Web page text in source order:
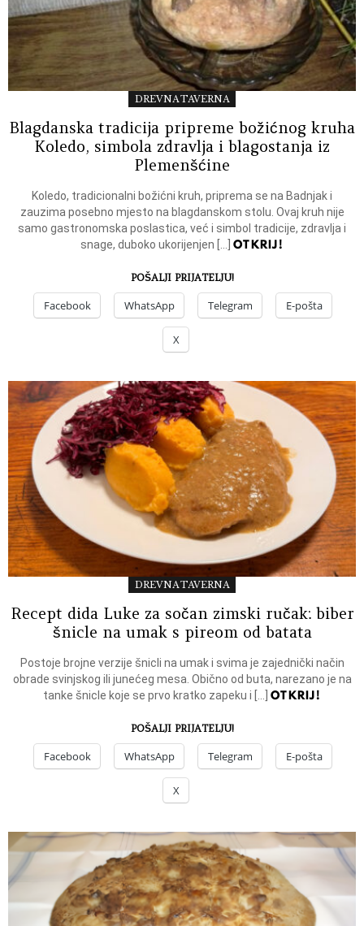
DREVNA TAVERNA
Blagdanska tradicija pripreme božićnog kruha
Koledo, simbola zdravlja i blagostanja iz
Plemenšćine
Koledo, tradicionalni božićni kruh, priprema se na Badnjak i
zauzima posebno mjesto na blagdanskom stolu. Ovaj kruh nije
samo gastronomska poslastica, već i simbol tradicije, zdravlja i
snage, duboko ukorijenjen […] OTKRIJ!
POŠALJI PRIJATELJU!
Facebook WhatsApp Telegram E-pošta
X
DREVNA TAVERNA
Recept dida Luke za sočan zimski ručak: biber
šnicle na umak s pireom od batata
Postoje brojne verzije šnicli na umak i svima je zajednički način
obrade svinjskog ili junećeg mesa. Obično od buta, narezano je na
tanke šnicle koje se prvo kratko zapeku i […] OTKRIJ!
POŠALJI PRIJATELJU!
Facebook WhatsApp Telegram E-pošta
X